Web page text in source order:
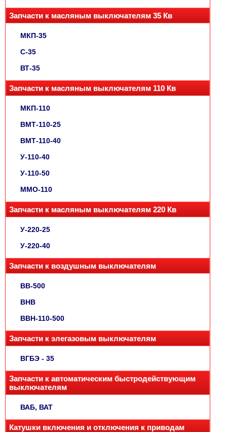
Запчасти к масляным выключателям 35 Кв
МКП-35
С-35
ВТ-35
Запчасти к масляным выключателям 110 Кв
МКП-110
ВМТ-110-25
ВМТ-110-40
У-110-40
У-110-50
ММО-110
Запчасти к масляным выключателям 220 Кв
У-220-25
У-220-40
Запчасти к воздушным выключателям
ВВ-500
ВНВ
ВВН-110-500
Запчасти к элегазовым выключателям
ВГБЭ - 35
Запчасти к автоматическим быстродействующим
выключателям
ВАБ, ВАТ
Катушки включения и отключения к приводам